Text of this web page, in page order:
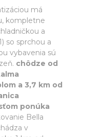
má
kompletne
a
so sprchou a
vybavenia sú
chôdze od
a 3,7 km od
ponúka
Bella
v